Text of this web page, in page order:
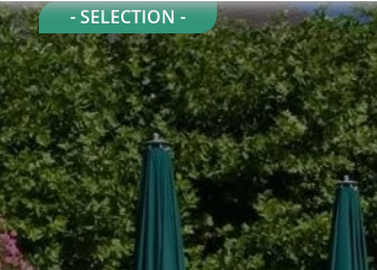
- SELECTION -